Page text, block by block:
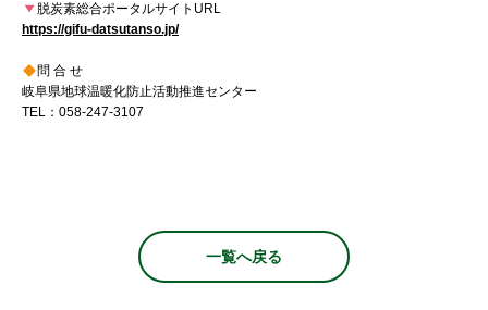
脱炭素総合ポータルサイトURL
https://gifu-datsutanso.jp/
問 合 せ
岐阜県地球温暖化防止活動推進センター
TEL：058-247-3107
一覧へ戻る